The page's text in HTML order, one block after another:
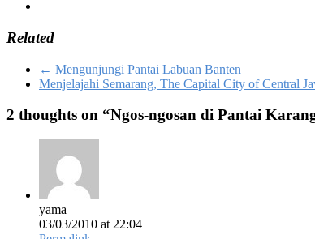
Related
← Mengunjungi Pantai Labuan Banten
Menjelajahi Semarang, The Capital City of Central
2 thoughts on “Ngos-ngosan di Pantai
yama
03/03/2010 at 22:04